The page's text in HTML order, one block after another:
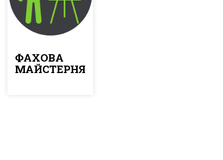
ФАХОВА
МАЙСТЕРНЯ